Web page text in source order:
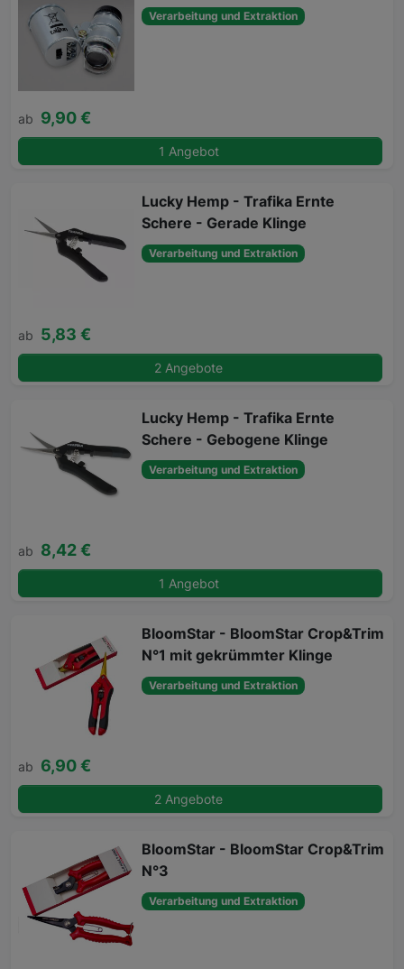
Verarbeitung und Extraktion
ab 9,90 €
1 Angebot
Lucky Hemp - Trafika Ernte
Schere - Gerade Klinge
Verarbeitung und Extraktion
ab 5,83 €
2 Angebote
Lucky Hemp - Trafika Ernte
Schere - Gebogene Klinge
Verarbeitung und Extraktion
ab 8,42 €
1 Angebot
BloomStar - BloomStar Crop&Trim
N°1 mit gekrümmter Klinge
Verarbeitung und Extraktion
ab 6,90 €
2 Angebote
BloomStar - BloomStar Crop&Trim
N°3
Verarbeitung und Extraktion